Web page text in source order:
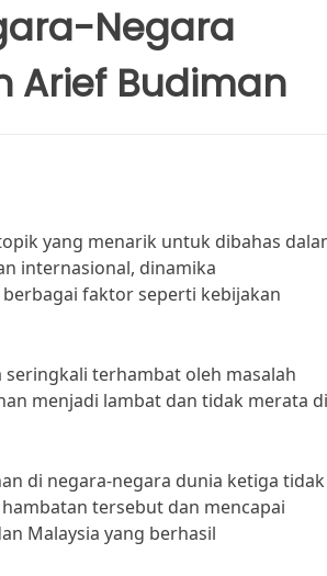
Negara
Arief Budiman
yang menarik untuk dibahas
internasional, dinamika
faktor seperti kebijakan
terhambat oleh masalah
menjadi lambat dan tidak merata di
di negara-negara dunia ketiga tidak
tersebut dan mencapai
Malaysia yang berhasil